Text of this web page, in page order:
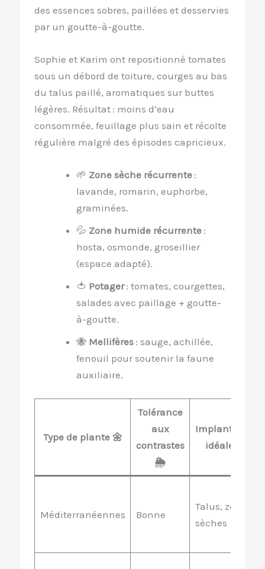
des essences sobres, paillées et desservies
par un goutte-à-goutte.
Sophie et Karim ont repositionné tomates
sous un débord de toiture, courges au bas
du talus paillé, aromatiques sur buttes
légères. Résultat : moins d’eau
consommée, feuillage plus sain et récolte
régulière malgré des épisodes capricieux.
🌱 Zone sèche récurrente :
lavande, romarin, euphorbe,
graminées.
💦 Zone humide récurrente :
hosta, osmonde, groseillier
(espace adapté).
🍅 Potager: tomates, courgettes,
salades avec paillage + goutte-
à-goutte.
🐝 Mellifères : sauge, achillée,
fenouil pour soutenir la faune
auxiliaire.
Type de plante 🌼
Tolérance
aux
contrastes
🌦️
Implantation
idéale 📌
Méditerranéennes Bonne
Talus, zones
sèches